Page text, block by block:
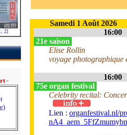
2]
-
Samedi 1 Août 2026
16:00
21e saison
Elise Rollin
voyage photographique
16:00
75e organ festival
Celebrity recital:
Lien : organfestival.nl/